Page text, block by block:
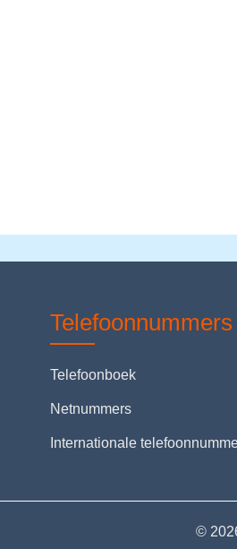
Telefoonnummers
Telefoonboek
Netnummers
Internationale
©